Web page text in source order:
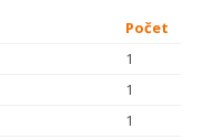
Počet
1
1
1